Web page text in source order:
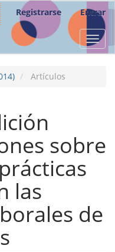
Registrarse Entrar
Artículos
sobre
las
de